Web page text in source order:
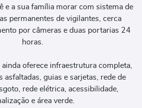
e a sua família morar com sistema de
permanentes de vigilantes, cerca
por câmeras e duas portarias 24
horas.
oferece infraestrutura completa,
asfaltadas, guias e sarjetas, rede de
rede elétrica, acessibilidade,
e área verde.